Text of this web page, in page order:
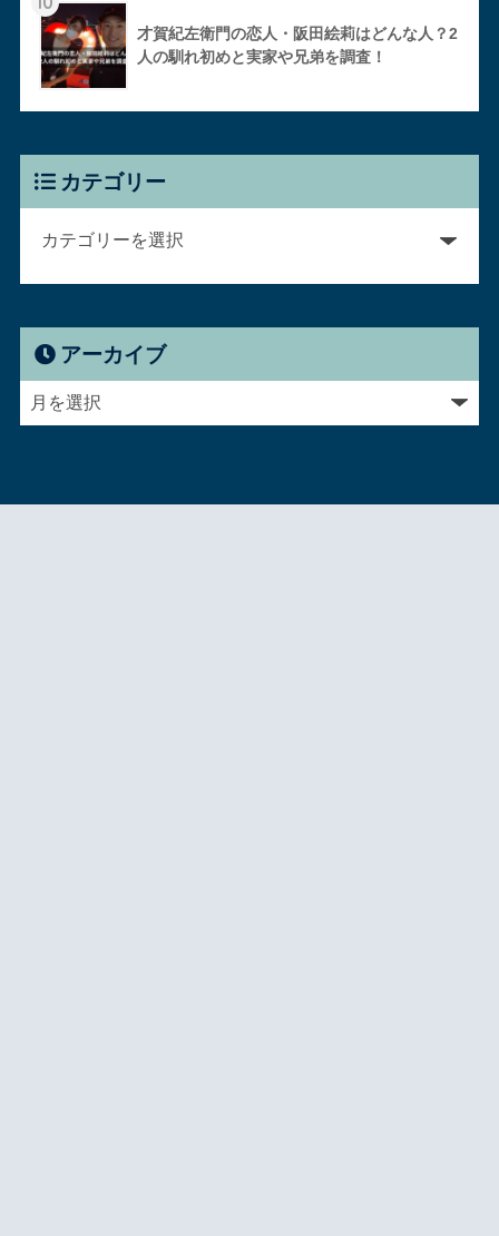
才賀紀左衛門の恋人・阪田絵莉はどんな人？2
人の馴れ初めと実家や兄弟を調査！
カテゴリー
アーカイブ